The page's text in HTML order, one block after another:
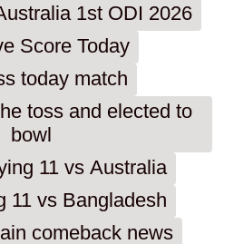
1st ODI 2026
Score Today
today match
toss and elected to
bowl
11 vs Australia
11 vs Bangladesh
comeback news